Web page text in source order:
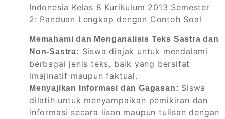
Memahami dan Menganalisis Teks Sastra dan
Non-Sastra: Siswa diajak untuk mendalami
berbagai jenis teks, baik yang bersifat
imajinatif maupun faktual.
Menyajikan Informasi dan Gagasan: Siswa
dilatih untuk menyampaikan pemikiran dan
informasi secara lisan maupun tulisan dengan